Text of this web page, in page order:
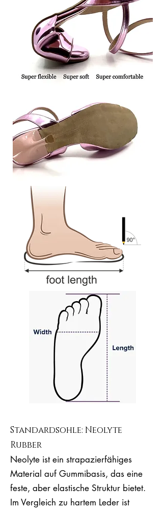
Standardsohle: Neolyte
Rubber
Neolyte ist ein strapazierfähiges
Material auf Gummibasis, das eine
feste, aber elastische Struktur bietet.
Im Vergleich zu hartem Leder ist